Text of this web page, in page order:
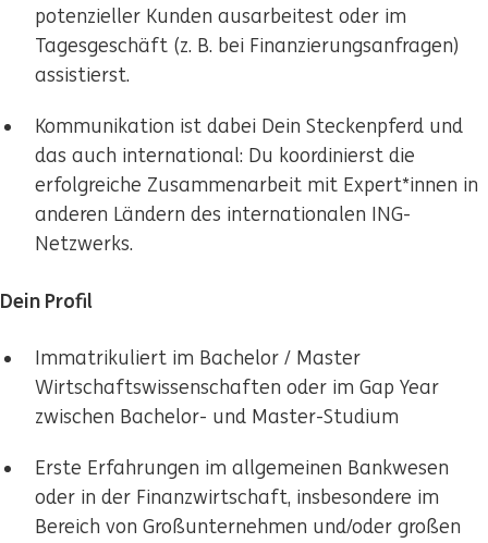
potenzieller Kunden ausarbeitest oder im
Tagesgeschäft (z. B. bei Finanzierungsanfragen)
assistierst.
Kommunikation ist dabei Dein Steckenpferd und
das auch international: Du koordinierst die
erfolgreiche Zusammenarbeit mit Expert*innen in
anderen Ländern des internationalen ING-
Netzwerks.
Dein Profil
Immatrikuliert im Bachelor / Master
Wirtschaftswissenschaften oder im Gap Year
zwischen Bachelor- und Master-Studium
Erste Erfahrungen im allgemeinen Bankwesen
oder in der Finanzwirtschaft, insbesondere im
Bereich von Großunternehmen und/oder großen